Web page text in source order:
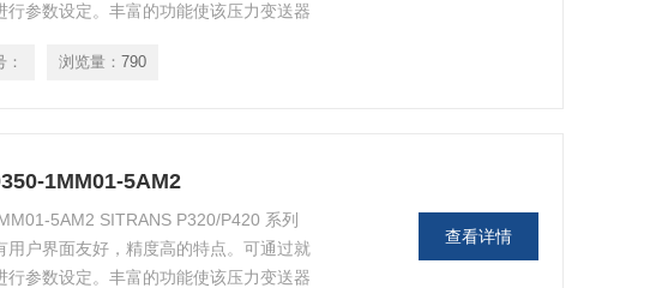
参数设定。丰富的功能使该压力变送器
： 浏览量： 790
1MM01-5AM2
5AM2 SITRANS P320/P420 系列
用户界面友好，精度高的特点。可通过就
参数设定。丰富的功能使该压力变送器
查看详情